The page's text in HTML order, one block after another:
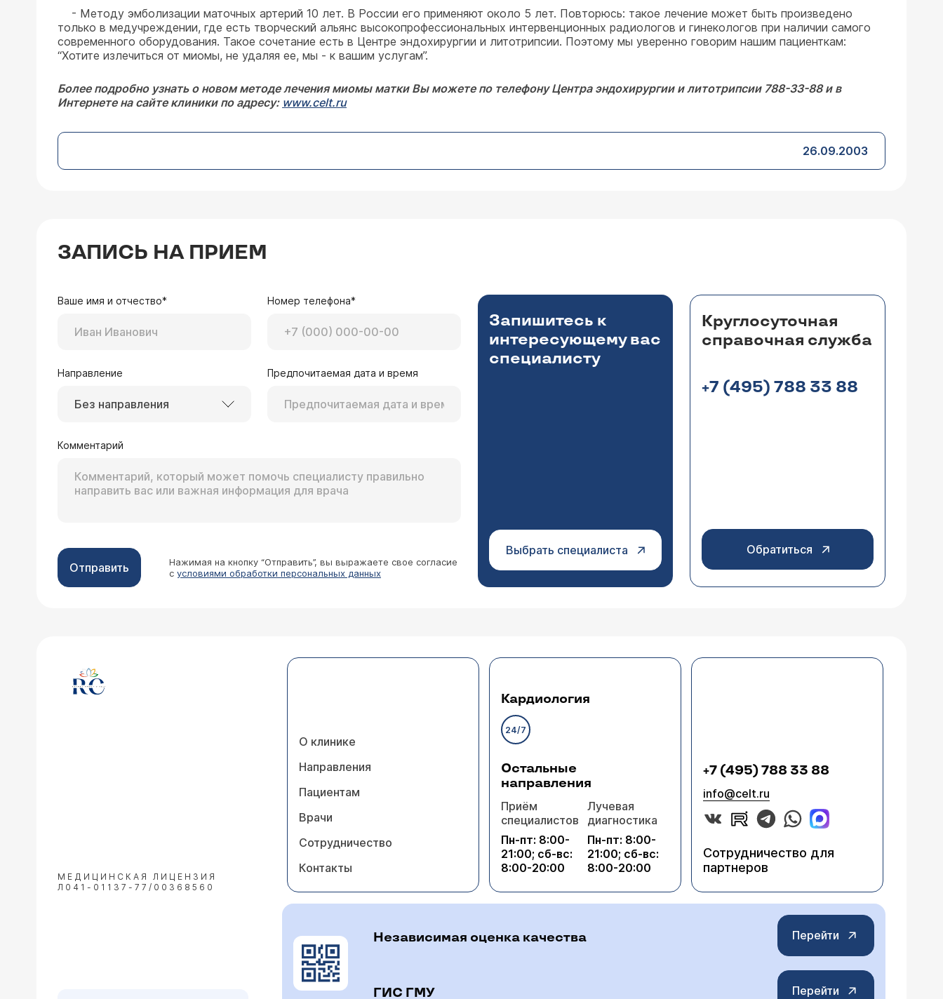
- Методу эмболизации маточных артерий 10 лет. В России его применяют около 5 лет. Повторюсь: такое лечение может быть произведено
только в медучреждении, где есть творческий альянс высокопрофессиональных интервенционных радиологов и гинекологов при наличии самого
современного оборудования. Такое сочетание есть в Центре эндохирургии и литотрипсии. Поэтому мы уверенно говорим нашим пациенткам:
“Хотите излечиться от миомы, не удаляя ее, мы - к вашим услугам”.
Более подробно узнать о новом методе лечения миомы матки Вы можете по телефону Центра эндохирургии и литотрипсии 788-33-88 и в
Интернете на сайте клиники по адресу: www.celt.ru
26.09.2003
ЗАПИСЬ НА ПРИЕМ
Ваше имя и отчество* Номер телефона*
Направление
Без направления
Предпочитаемая дата и время
Комментарий
Отправить
Нажимая на кнопку “Отправить”, вы выражаете свое согласие
с условиями обработки персональных данных
Запишитесь к
интересующему вас
специалисту
Выбрать специалиста
Круглосуточная
справочная служба
+7 (495) 788 33 88
Обратиться
МЕДИЦИНСКАЯ ЛИЦЕНЗИЯ
Л041-01137-77/00368560
О клинике
Направления
Пациентам
Врачи
Сотрудничество
Контакты
Кардиология
24/7
Остальные
направления
Приём
специалистов
Пн-пт: 8:00-
21:00; сб-вс:
8:00-20:00
Лучевая
диагностика
Пн-пт: 8:00-
21:00; сб-вс:
8:00-20:00
+7 (495) 788 33 88
info@celt.ru
Сотрудничество для
партнеров
Независимая оценка качества Перейти
ГИС ГМУ Перейти